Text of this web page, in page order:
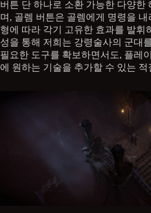
버튼 단 하나로 소환 가능한 다양한
며, 골렘 버튼은 골렘에게 명령을
형에 따라 각기 고유한 효과를 발휘
성을 통해 저희는 강령술사의 군대
필요한 도구를 확보하면서도, 플레
에 원하는 기술을 추가할 수 있는